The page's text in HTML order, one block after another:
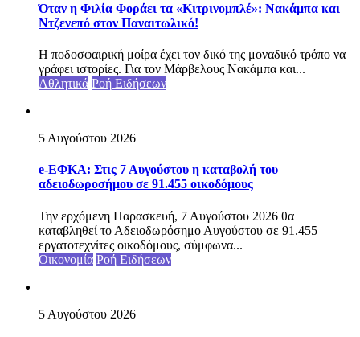
Όταν η Φιλία Φοράει τα «Κιτρινομπλέ»: Νακάμπα και
Ντζενεπό στον Παναιτωλικό!
Η ποδοσφαιρική μοίρα έχει τον δικό της μοναδικό τρόπο να
γράφει ιστορίες. Για τον Μάρβελους Νακάμπα και...
Αθλητικά Ροή Ειδήσεων
5 Αυγούστου 2026
e-ΕΦΚΑ: Στις 7 Αυγούστου η καταβολή του
αδειοδωροσήμου σε 91.455 οικοδόμους
Την ερχόμενη Παρασκευή, 7 Αυγούστου 2026 θα
καταβληθεί το Αδειοδωρόσημο Αυγούστου σε 91.455
εργατοτεχνίτες οικοδόμους, σύμφωνα...
Οικονομία Ροή Ειδήσεων
5 Αυγούστου 2026